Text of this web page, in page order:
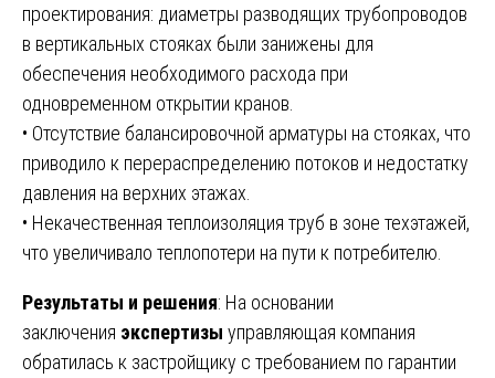
проектирования: диаметры разводящих трубопроводов
в вертикальных стояках были занижены для
обеспечения необходимого расхода при
одновременном открытии кранов.
• Отсутствие балансировочной арматуры на стояках, что
приводило к перераспределению потоков и недостатку
давления на верхних этажах.
• Некачественная теплоизоляция труб в зоне техэтажей,
что увеличивало теплопотери на пути к потребителю.
Результаты и решения: На основании
заключения экспертизы управляющая компания
обратилась к застройщику с требованием по гарантии